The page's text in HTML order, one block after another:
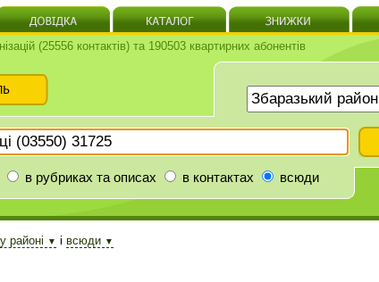
(25556 контактів) та 190503 квартирних абонентів
в рубриках та описах в контактах всюди
районі ▼ і всюди ▼